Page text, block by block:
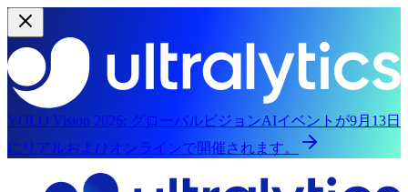
YOLO Vision 2026: グローバルビジョンAIイベントが9月13日
にリアルおよびオンラインで開催されます。